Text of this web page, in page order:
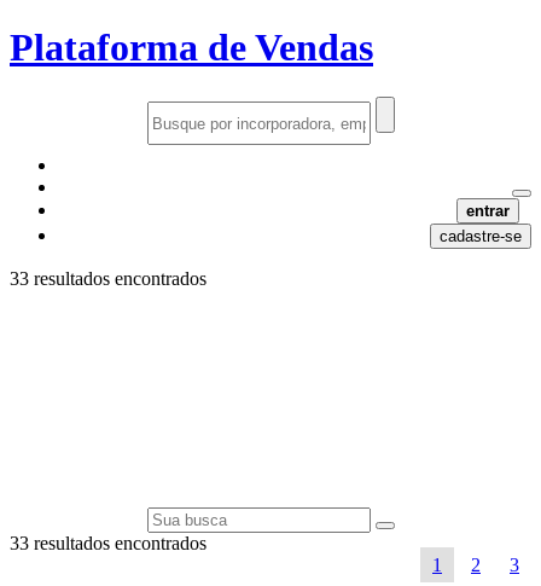
Plataforma de Vendas
entrar
cadastre-se
33 resultados encontrados
33 resultados encontrados
1
2
3